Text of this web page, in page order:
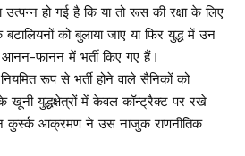
हो गई है कि या तो रूस की रक्षा के लिए
को बुलाया जाए या फिर युद्ध में उन
फानन में भर्ती किए गए हैं।
रूप से भर्ती होने वाले सैनिकों को
युद्धक्षेत्रों में केवल कॉन्ट्रैक्ट पर रखे
कुर्स्क आक्रमण ने उस नाजुक राणनीतिक